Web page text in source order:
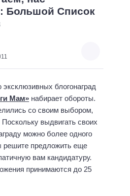
Большой Список
блогонаград
Мам» набирает обороты.
со своим выбором,
выдвигать своих
можно более одного
решите предложить еще
вам кандидатуру.
принимаются до 25